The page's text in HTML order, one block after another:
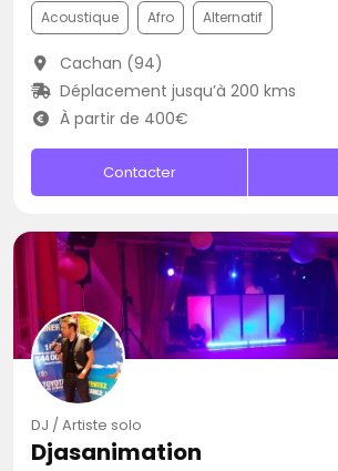
Acoustique Afro Alternatif
Cachan (94)
Déplacement jusqu’à 200 kms
À partir de 400€
Contacter
DJ / Artiste solo
Djasanimation